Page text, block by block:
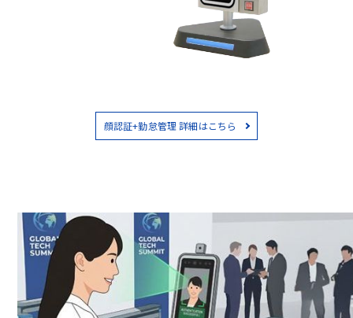
顔認証+勤怠管理 詳細はこちら